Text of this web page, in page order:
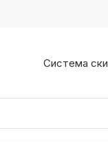
Система